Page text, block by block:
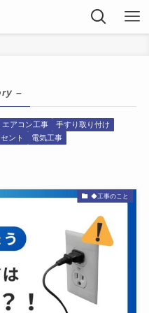
–
エアコン工事
手すり取り付け
ント 電気工事
◆工事のこと